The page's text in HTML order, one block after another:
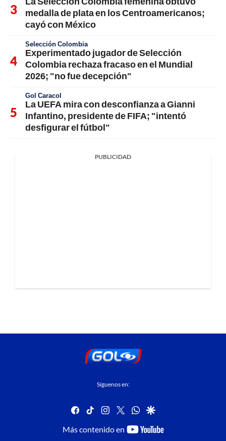
medalla de plata en los Centroamericanos;
cayó con México
Selección Colombia
Experimentado jugador de Selección
Colombia rechaza fracaso en el Mundial
2026; "no fue decepción"
Gol Caracol
La UEFA mira con desconfianza a Gianni
Infantino, presidente de FIFA; "intentó
desfigurar el fútbol"
PUBLICIDAD
Síguenos en:
facebook
tiktok instagram
twitterwhatsapp
google
Más contenido en
youtube-